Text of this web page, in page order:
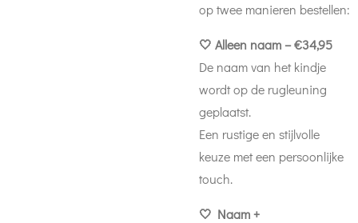
op twee manieren bestellen:
🤍 Alleen naam – €34,95
De naam van het kindje
wordt op de rugleuning
geplaatst.
Een rustige en stijlvolle
keuze met een persoonlijke
touch.
🤍 Naam +